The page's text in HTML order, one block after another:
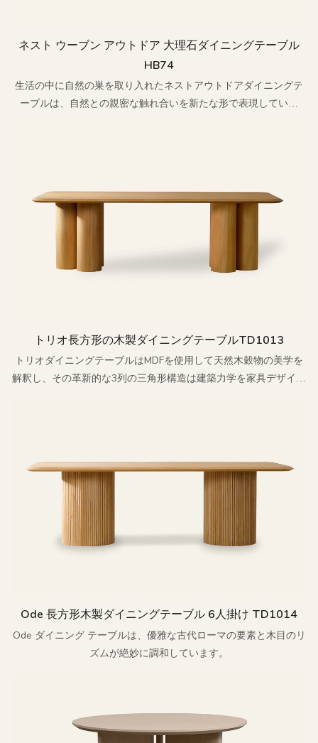
ネスト ウーブン アウトドア 大理石ダイニングテーブル
HB74
生活の中に自然の巣を取り入れたネストアウトドアダイニングテ
ーブルは、自然との親密な触れ合いを新たな形で表現していま
トリオ長方形の木製ダイニングテーブルTD1013
トリオダイニングテーブルはMDFを使用して天然木穀物の美学を
解釈し、その革新的な3列の三角形構造は建築力学を家具デザイン
Ode 長方形木製ダイニングテーブル 6人掛け TD1014
Ode ダイニング テーブルは、優雅な古代ローマの要素と木目のリ
ズムが絶妙に調和しています。